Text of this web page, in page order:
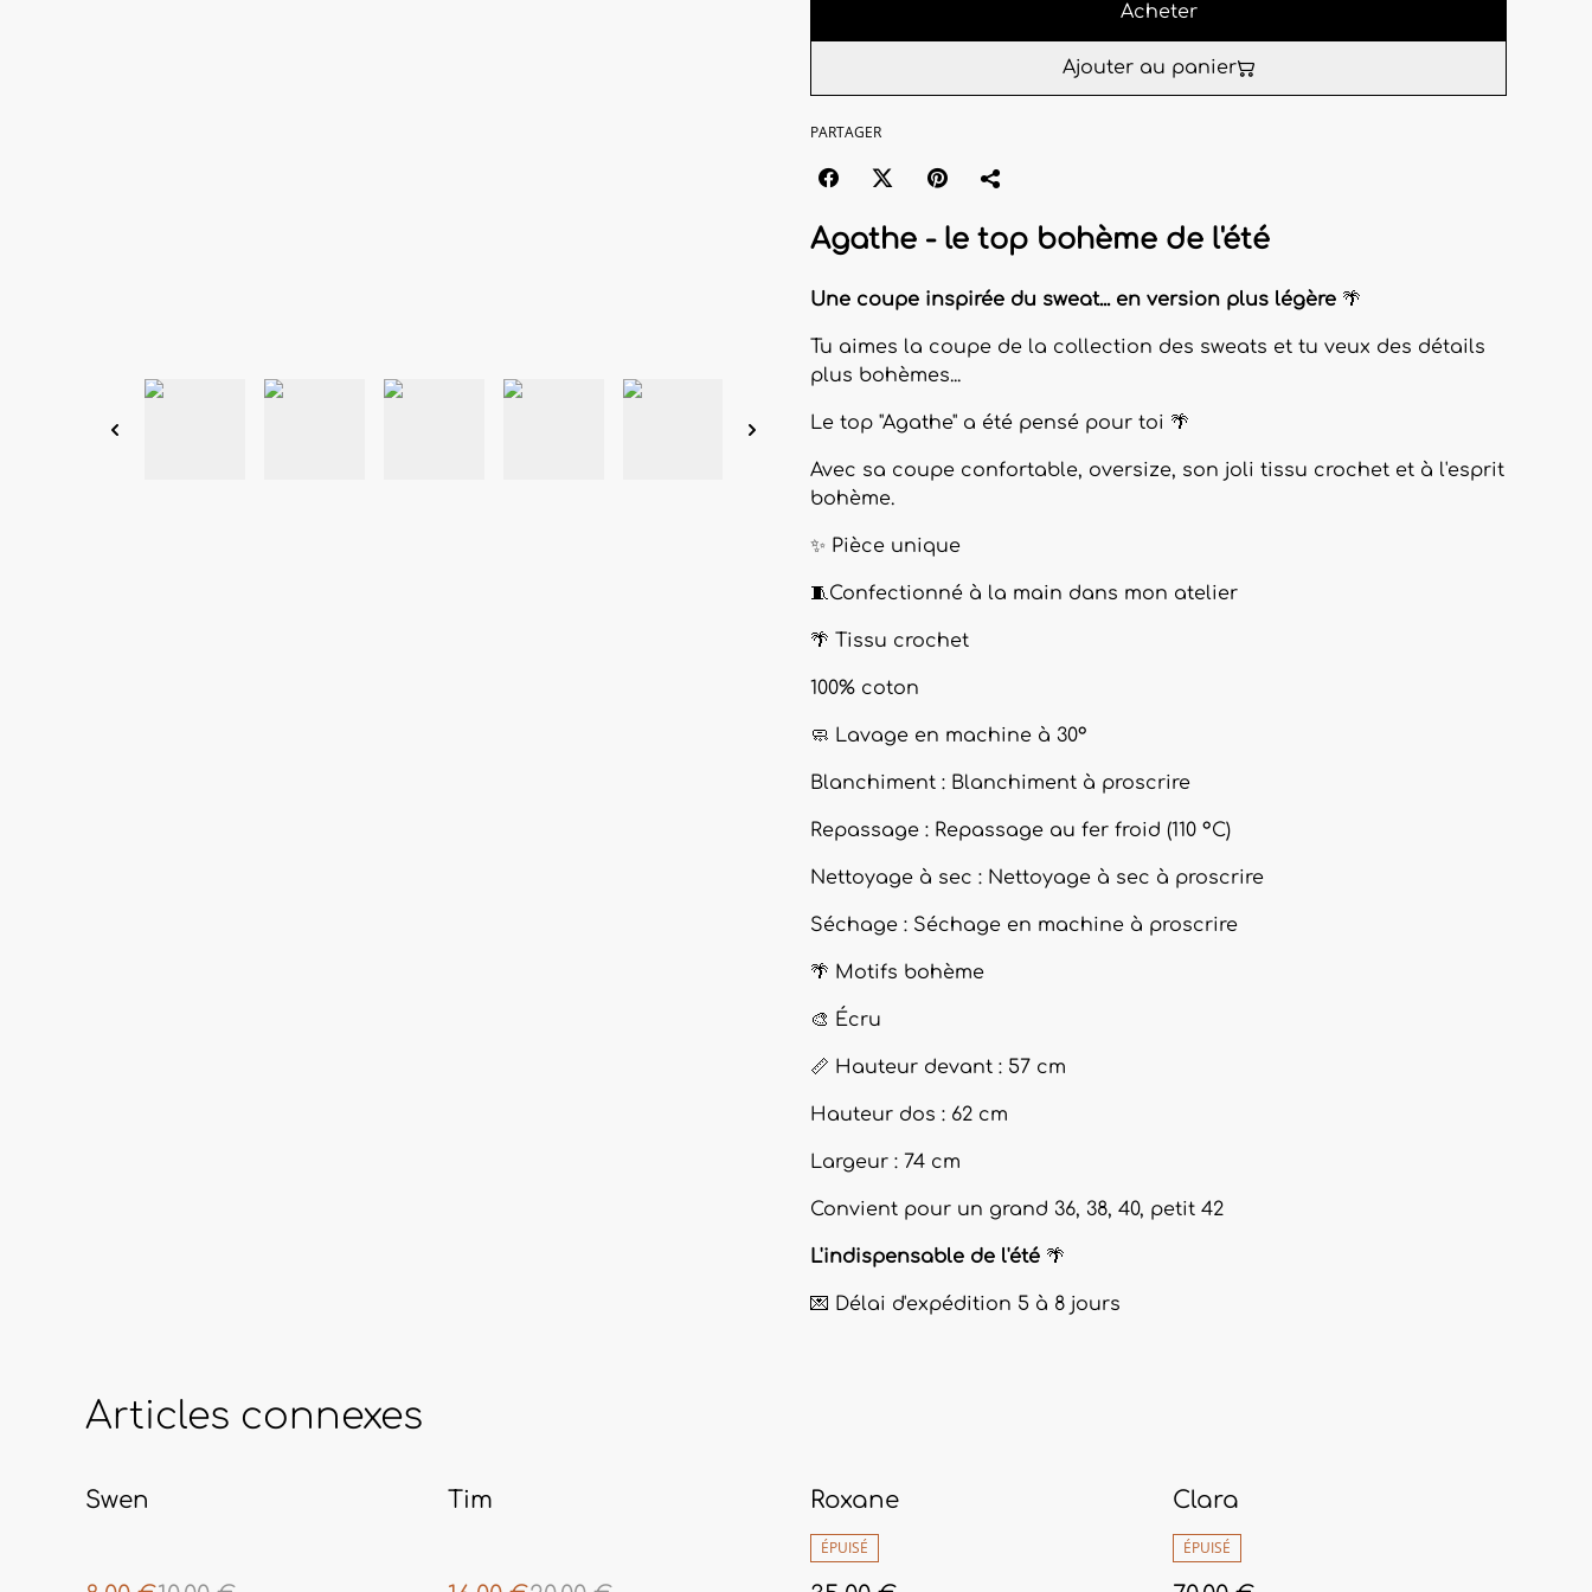
Acheter
Ajouter au panier
PARTAGER
Agathe - le top bohème de l'été
Une coupe inspirée du sweat... en version plus légère 🌴
Tu aimes la coupe de la collection des sweats et tu veux des détails
plus bohèmes...
Le top "Agathe" a été pensé pour toi 🌴
Avec sa coupe confortable, oversize, son joli tissu crochet et à l'esprit
bohème.
✨ Pièce unique
🧵Confectionné à la main dans mon atelier
🌴 Tissu crochet
100% coton
🧼 Lavage en machine à 30°
Blanchiment : Blanchiment à proscrire
Repassage : Repassage au fer froid (110 °C)
Nettoyage à sec : Nettoyage à sec à proscrire
Séchage : Séchage en machine à proscrire
🌴 Motifs bohème
🎨 Écru
📏 Hauteur devant : 57 cm
Hauteur dos : 62 cm
Largeur : 74 cm
Convient pour un grand 36, 38, 40, petit 42
L'indispensable de l'été 🌴
💌 Délai d'expédition 5 à 8 jours
Articles connexes
%
Swen %
Tim Roxane
ÉPUISÉ
Clara
ÉPUISÉ